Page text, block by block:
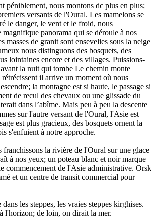
péniblement, nous montons dc plus en plus;
versants de l'Oural. Les mamelons se
le danger, le vent et le froid, nous
magnifique panorama qui se déroule à nos
masses de granit sont ensevelies sous la neige
nous distinguons des bosquets, des
lointaines encore et des villages. Puissions-
la nuit qui tombe Le chemin monte
rétrécissent il arrive un moment où nous
la montagne est si haute, le passage si
de recul des chevaux ou une glissade du
dans l’abîme. Mais peu à peu la descente
sur l'autre versant de l'Oural, l'Asie est
est plus gracieux, des bosquets ornent la
s'enfuient à notre approche.
la rivière de l'Oural sur une glace
à nos yeux; un poteau blanc et noir marque
commencement de l'Asie administrative. Orsk
et un centre de transit commercial pour
les steppes, les vraies steppes kirghises.
l'horizon; de loin, on dirait la mer.